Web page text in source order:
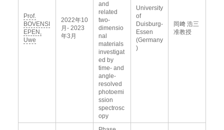
Prof.
BOVENSI
EPEN,
Uwe
2022年10
月- 2023
年3月
and
related
two-
dimensio
nal
materials
investigat
ed by
time- and
angle-
resolved
photoemi
ssion
spectrosc
opy
University
of
Duisburg-
Essen
(Germany
)
岡﨑 浩三
准教授